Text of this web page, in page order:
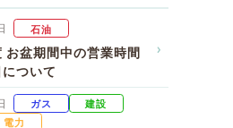
石油
お盆期間中の営業時間
ついて
ガス
建設
電力